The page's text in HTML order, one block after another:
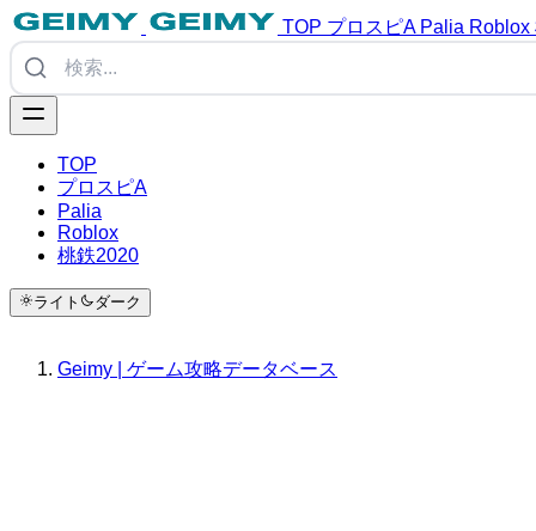
TOP プロスピA Palia Roblox
TOP
プロスピA
Palia
Roblox
桃鉄2020
ライト ダーク
Geimy | ゲーム攻略データベース